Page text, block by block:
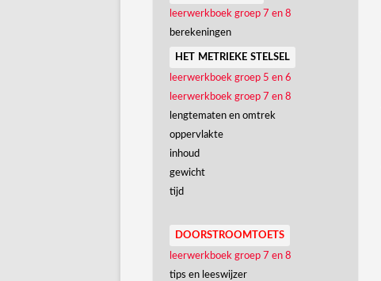
leerwerkboek groep 7 en 8
berekeningen
het metrieke stelsel
leerwerkboek groep 5 en 6
leerwerkboek groep 7 en 8
lengtematen en omtrek
oppervlakte
inhoud
gewicht
tijd
doorstroomtoets
leerwerkboek groep 7 en 8
tips en leeswijzer